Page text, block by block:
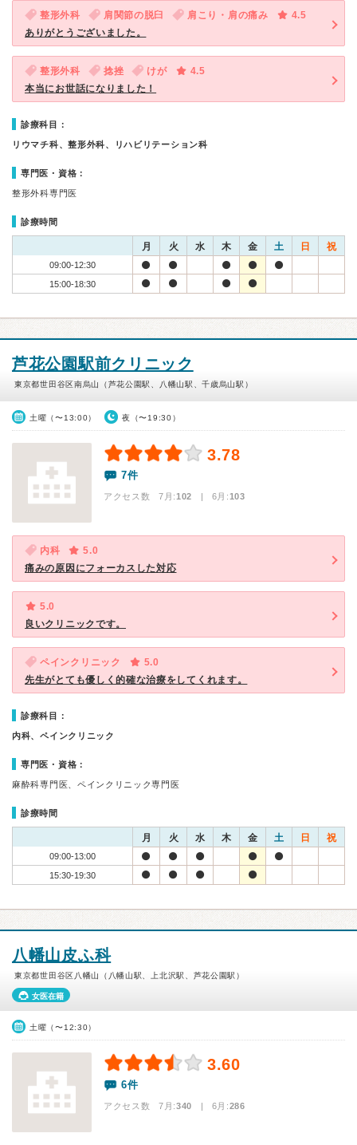
整形外科 肩関節の脱臼 肩こり・肩の痛み
4.5
ありがとうございました。
整形外科 捻挫 けが
4.5
本当にお世話になりました！
診療科目：
リウマチ科、整形外科、リハビリテーション科
専門医・資格：
整形外科専門医
診療時間
月 火 水 木 金 土 日 祝
09:00-12:30
15:00-18:30
芦花公園駅前クリニック
東京都世田谷区南烏山（芦花公園駅、八幡山駅、千歳烏山駅）
土曜（〜13:00） 夜（〜19:30）
3.78
7件
アクセス数 7月:102 | 6月:103
内科
5.0
痛みの原因にフォーカスした対応
5.0
良いクリニックです。
ペインクリニック
5.0
先生がとても優しく的確な治療をしてくれます。
診療科目：
内科、ペインクリニック
専門医・資格：
麻酔科専門医、ペインクリニック専門医
診療時間
月 火 水 木 金 土 日 祝
09:00-13:00
15:30-19:30
八幡山皮ふ科
東京都世田谷区八幡山（八幡山駅、上北沢駅、芦花公園駅）
女医在籍
土曜（〜12:30）
3.60
6件
アクセス数 7月:340 | 6月:286